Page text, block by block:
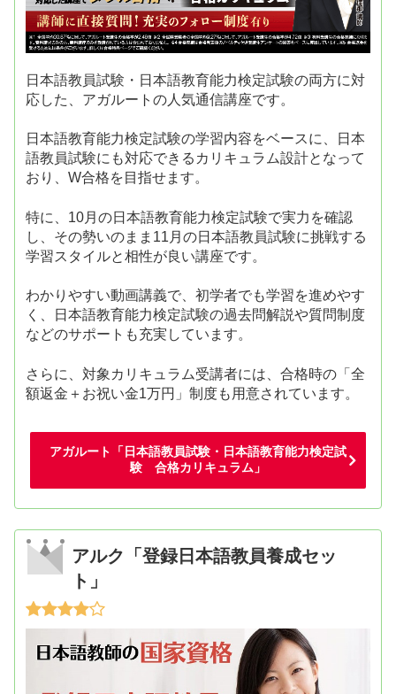
日本語教員試験・日本語教育能力検定試験の両方に対
応した、アガルートの人気通信講座です。
日本語教育能力検定試験の学習内容をベースに、日本
語教員試験にも対応できるカリキュラム設計となって
おり、W合格を目指せます。
特に、10月の日本語教育能力検定試験で実力を確認
し、その勢いのまま11月の日本語教員試験に挑戦する
学習スタイルと相性が良い講座です。
わかりやすい動画講義で、初学者でも学習を進めやす
く、日本語教育能力検定試験の過去問解説や質問制度
などのサポートも充実しています。
さらに、対象カリキュラム受講者には、合格時の「全
額返金＋お祝い金1万円」制度も用意されています。
アガルート「日本語教員試験・日本語教育能力検定試
験 合格カリキュラム」
アルク「登録日本語教員養成セッ
ト」